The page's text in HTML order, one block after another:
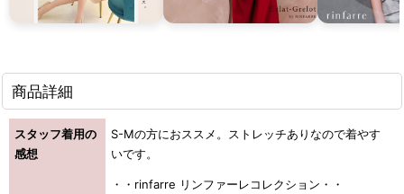
商品詳細
スタッフ着用の
感想
S-Mの方におススメ。ストレッチありなので着やす
いです。
・・rinfarre リンファーレコレクション・・